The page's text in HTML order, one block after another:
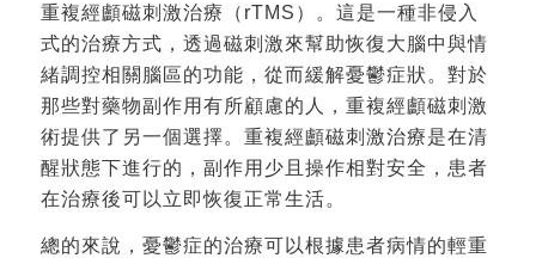
重複經顱磁刺激治療（rTMS）。這是一種非侵入
式的治療方式，透過磁刺激來幫助恢復大腦中與情
緒調控相關腦區的功能，從而緩解憂鬱症狀。對於
那些對藥物副作用有所顧慮的人，重複經顱磁刺激
術提供了另一個選擇。重複經顱磁刺激治療是在清
醒狀態下進行的，副作用少且操作相對安全，患者
在治療後可以立即恢復正常生活。
總的來說，憂鬱症的治療可以根據患者病情的輕重